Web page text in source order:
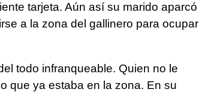
tarjeta. Aún así su marido aparcó
a la zona del gallinero para ocupar
todo infranqueable. Quien no le
que ya estaba en la zona. En su